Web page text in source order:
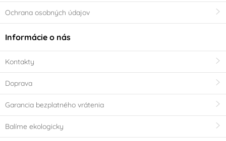
Ochrana osobných údajov
Informácie o nás
Kontakty
Doprava
Garancia bezplatného vrátenia
Balíme ekologicky